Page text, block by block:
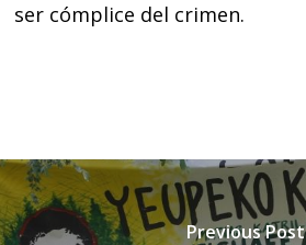
ser cómplice del crimen.
Previous Post